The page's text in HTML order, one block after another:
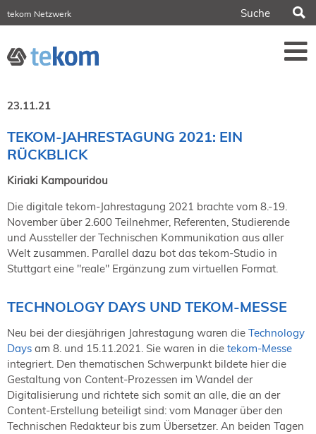
tekom Netzwerk
tech-writer.info
Tagungen
18.-19. März 2027
Information Energy
tekom-Festival
tcworld China
20.-21. Mai 2027 in Shanghai
Evolution of TC
2.-3. Juni 2026 in Sofia
19. Juni 2026 in Wiesbaden
23.-24. September 2026
tekom-Jahrestagung 2026
10.-12. November, 2026 in Stuttgart
Mitglied werden
23.11.21
TEKOM-JAHRESTAGUNG 2021: EIN
RÜCKBLICK
Kiriaki Kampouridou
Die digitale tekom-Jahrestagung 2021 brachte vom 8.-19.
November über 2.600 Teilnehmer, Referenten, Studierende
und Aussteller der Technischen Kommunikation aus aller
Welt zusammen. Parallel dazu bot das tekom-Studio in
Stuttgart eine "reale" Ergänzung zum virtuellen Format.
TECHNOLOGY DAYS UND TEKOM-MESSE
Neu bei der diesjährigen Jahrestagung waren die Technology
Days am 8. und 15.11.2021. Sie waren in die tekom-Messe
integriert. Den thematischen Schwerpunkt bildete hier die
Gestaltung von Content-Prozessen im Wandel der
Digitalisierung und richtete sich somit an alle, die an der
Content-Erstellung beteiligt sind: vom Manager über den
Technischen Redakteur bis zum Übersetzer. An beiden Tagen